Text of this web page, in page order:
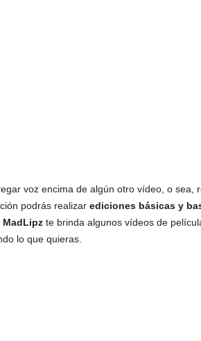
voz encima de algún otro vídeo, o sea,
podrás realizar ediciones básicas y
MadLipz te brinda algunos vídeos de
lo que quieras.